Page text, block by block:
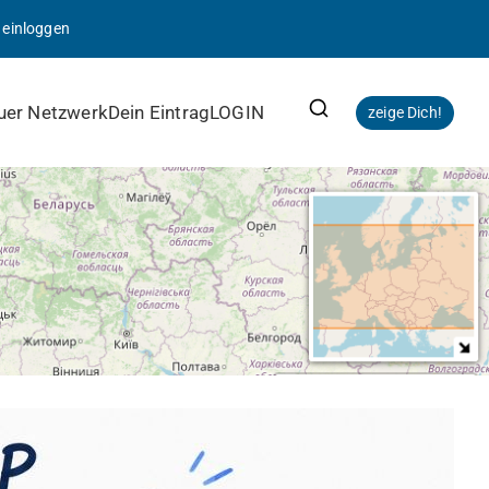
einloggen
NetzwerkDein EintragLOGIN zeige Dich!